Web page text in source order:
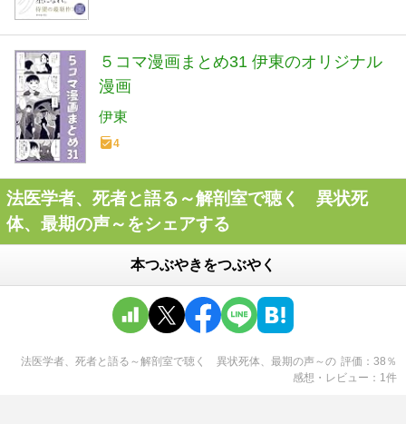
５コマ漫画まとめ31 伊東のオリジナル
漫画
伊東
4
法医学者、死者と語る～解剖室で聴く 異状死
体、最期の声～をシェアする
本つぶやきをつぶやく
法医学者、死者と語る～解剖室で聴く 異状死体、最期の声～の 評価 38 ％
感想・レビュー
1件